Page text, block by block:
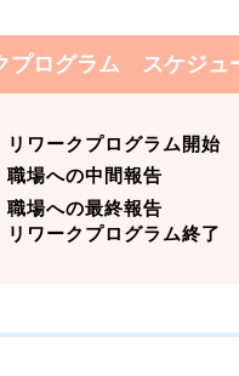
プログラム スケジュ
リワークプログラム開始
職場への中間報告
職場への最終報告
プログラム終了